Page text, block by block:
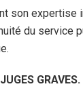
son
du service
GRAVES.